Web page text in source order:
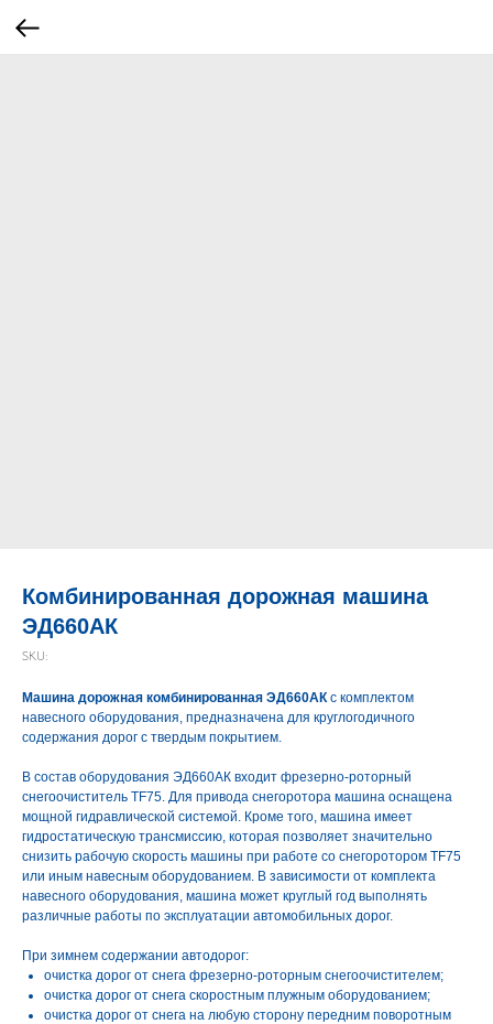
Комбинированная дорожная машина
ЭД660АК
SKU:
Машина дорожная комбинированная ЭД660АКс комплектом
навесного оборудования, предназначена для круглогодичного
содержания дорог с твердым покрытием.
В состав оборудования ЭД660АК входит фрезерно-роторный
снегоочиститель TF75. Для привода снегоротора машина оснащена
мощной гидравлической системой. Кроме того, машина имеет
гидростатическую трансмиссию, которая позволяет значительно
снизить рабочую скорость машины при работе со снегоротором TF75
или иным навесным оборудованием. В зависимости от комплекта
навесного оборудования, машина может круглый год выполнять
различные работы по эксплуатации автомобильных дорог.
При зимнем содержании автодорог:
очистка дорог от снега фрезерно-роторным снегоочистителем;
очистка дорог от снега скоростным плужным оборудованием;
очистка дорог от снега на любую сторону передним поворотным